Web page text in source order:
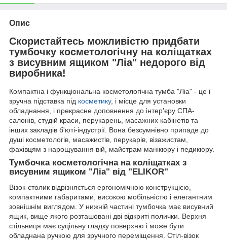
Опис
Скористайтесь можливістю придбати
тумбочку косметологічну на коліщатках
з висувним ящиком "Ліа" недорого від
виробника!
Компактна і функціональна косметологічна тумба "Ліа" - це і
зручна підставка під косметику, і місце для установки
обладнання, і прекрасне доповнення до інтер'єру СПА-
салонів, студій краси, перукарень, масажних кабінетів та
інших закладів б'юті-індустрії. Вона безсумнівно припаде до
душі косметологів, масажистів, перукарів, візажистам,
фахівцям з нарощування вій, майстрам манікюру і педикюру.
Тумбочка косметологічна на коліщатках з
висувним ящиком "Ліа" від "ELIKOR"
Візок-столик відрізняється ергономічною конструкцією,
компактними габаритами, високою мобільністю і елегантним
зовнішнім виглядом. У нижній частині тумбочка має висувний
ящик, вище якого розташовані дві відкриті полички. Верхня
стільниця має суцільну гладку поверхню і може бути
обладнана ручкою для зручного переміщення. Стіл-візок